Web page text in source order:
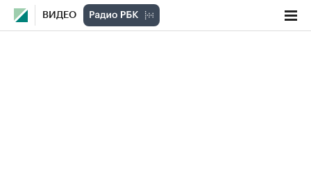
ВИДЕО